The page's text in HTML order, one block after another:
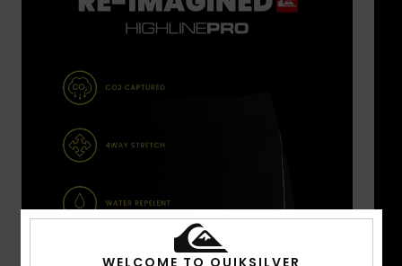
WELCOME TO QUIKSILVER